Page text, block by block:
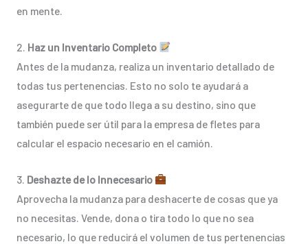
en mente.
2. Haz un Inventario Completo
Antes de la mudanza, realiza un inventario detallado de
todas tus pertenencias. Esto no solo te ayudará a
asegurarte de que todo llega a su destino, sino que
también puede ser útil para la empresa de fletes para
calcular el espacio necesario en el camión.
3. Deshazte de lo Innecesario
Aprovecha la mudanza para deshacerte de cosas que ya
no necesitas. Vende, dona o tira todo lo que no sea
necesario, lo que reducirá el volumen de tus pertenencias